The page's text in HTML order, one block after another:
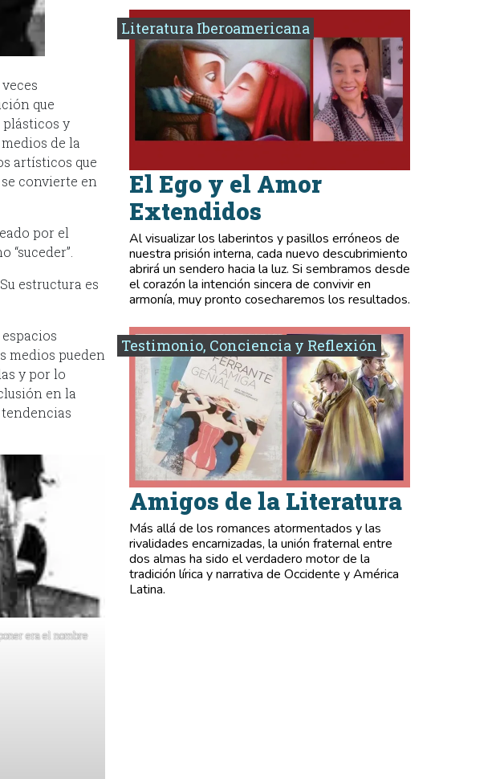
que
plásticos y
de la
artísticos que
convierte en
por el
estructura es
medios pueden
y por lo
en la
era el nombre
Literatura Iberoamericana
El Ego y el Amor
Extendidos
Al visualizar los laberintos y pasillos erróneos de
nuestra prisión interna, cada nuevo descubrimiento
abrirá un sendero hacia la luz. Si sembramos desde
el corazón la intención sincera de convivir en
armonía, muy pronto cosecharemos los resultados.
Testimonio, Conciencia y Reflexión
Amigos de la Literatura
Más allá de los romances atormentados y las
rivalidades encarnizadas, la unión fraternal entre
dos almas ha sido el verdadero motor de la
tradición lírica y narrativa de Occidente y América
Latina.